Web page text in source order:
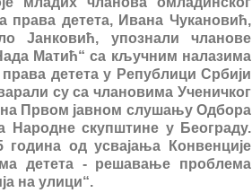
права детета, Ивана Чукановић,
Јанковић, упознали чланове
Матић“ са кључним налазима
детета у Републици Србији
су са члановима Ученичког
Првом јавном слушању Одбора
Народне скупштине у Београду.
година од усвајања Конвенције
детета - решавање проблема
на улици“.